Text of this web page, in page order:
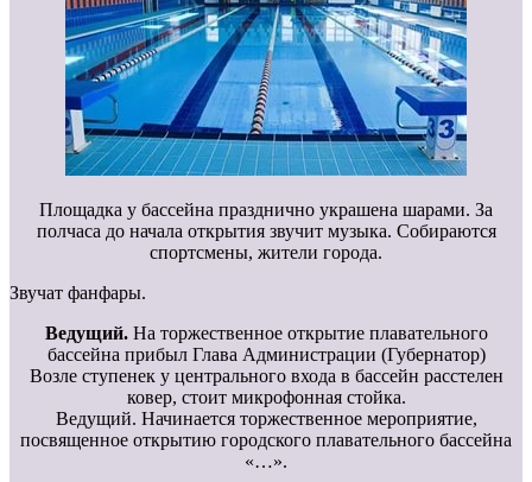
Площадка у бассейна празднично украшена шарами. За
полчаса до начала открытия звучит музыка. Собираются
спортсмены, жители города.
Звучат фанфары.
Ведущий.На торжественное открытие плавательного
бассейна прибыл Глава Администрации (Губернатор)
Возле ступенек у центрального входа в бассейн расстелен
ковер, стоит микрофонная стойка.
Ведущий. Начинается торжественное мероприятие,
посвященное открытию городского плавательного бассейна
«…».